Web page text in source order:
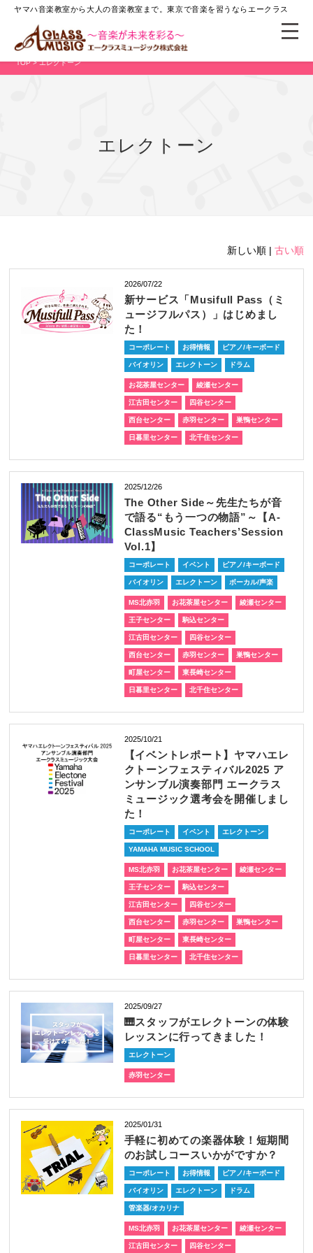
ヤマハ音楽教室から大人の音楽教室まで。東京で音楽を習うならエークラス
TOP> エレクトーン
エレクトーン
新しい順 | 古い順
2026/07/22
新サービス「Musifull Pass（ミ
ュージフルパス）」はじめまし
た！
コーポレート お得情報 ピアノ/キーボード
バイオリン エレクトーン ドラム
お花茶屋センター 綾瀬センター
江古田センター 四谷センター
西台センター 赤羽センター 巣鴨センター
日暮里センター 北千住センター
2025/12/26
The Other Side～先生たちが音
で語る“もう一つの物語”～【A-
ClassMusic Teachers’Session
Vol.1】
コーポレート イベント ピアノ/キーボード
バイオリン エレクトーン ボーカル/声楽
MS北赤羽 お花茶屋センター 綾瀬センター
王子センター 駒込センター
江古田センター 四谷センター
西台センター 赤羽センター 巣鴨センター
町屋センター 東長崎センター
日暮里センター 北千住センター
2025/10/21
【イベントレポート】ヤマハエレ
クトーンフェスティバル2025 ア
ンサンブル演奏部門 エークラス
ミュージック選考会を開催しまし
た！
コーポレート イベント エレクトーン
YAMAHA MUSIC SCHOOL
MS北赤羽 お花茶屋センター 綾瀬センター
王子センター 駒込センター
江古田センター 四谷センター
西台センター 赤羽センター 巣鴨センター
町屋センター 東長崎センター
日暮里センター 北千住センター
2025/09/27
🎹スタッフがエレクトーンの体験
レッスンに行ってきました！
エレクトーン
赤羽センター
2025/01/31
手軽に初めての楽器体験！短期間
のお試しコースいかがですか？
コーポレート お得情報 ピアノ/キーボード
バイオリン エレクトーン ドラム
管楽器/オカリナ
MS北赤羽 お花茶屋センター 綾瀬センター
江古田センター 四谷センター